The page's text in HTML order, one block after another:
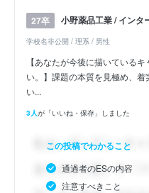
27卒 小野薬品工業 / インタ
学校名非公開 / 理系 / 男性
【あなたが今後に描いている
い。】課題の本質を見極め、
い...
3人が「いいね・保存」しました
この投稿でわかること
通過者のESの内容
注意すべきこと